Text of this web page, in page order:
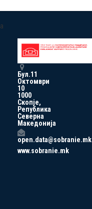
a
Бул.11
Октомври
10
1000
Скопје,
Република
Северна
Македонија
open.data@sobranie.mk
www.sobranie.mk